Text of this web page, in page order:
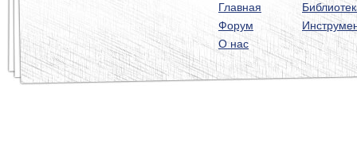
Главная
Форум
О нас